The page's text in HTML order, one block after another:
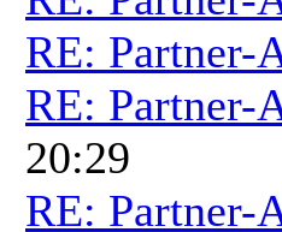
RE: Partner-
RE: Partner-
20:29
RE: Partner-